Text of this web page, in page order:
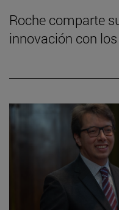
Roche comparte
innovación con